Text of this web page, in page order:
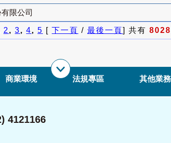
限公司
2, 3, 4, 5 [ 下一頁 / 最後一頁] 共有 8028
商業環境 法規專區 其他業務
4121166